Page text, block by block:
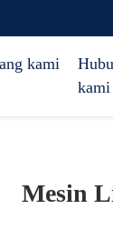
kami
kami
Mesin